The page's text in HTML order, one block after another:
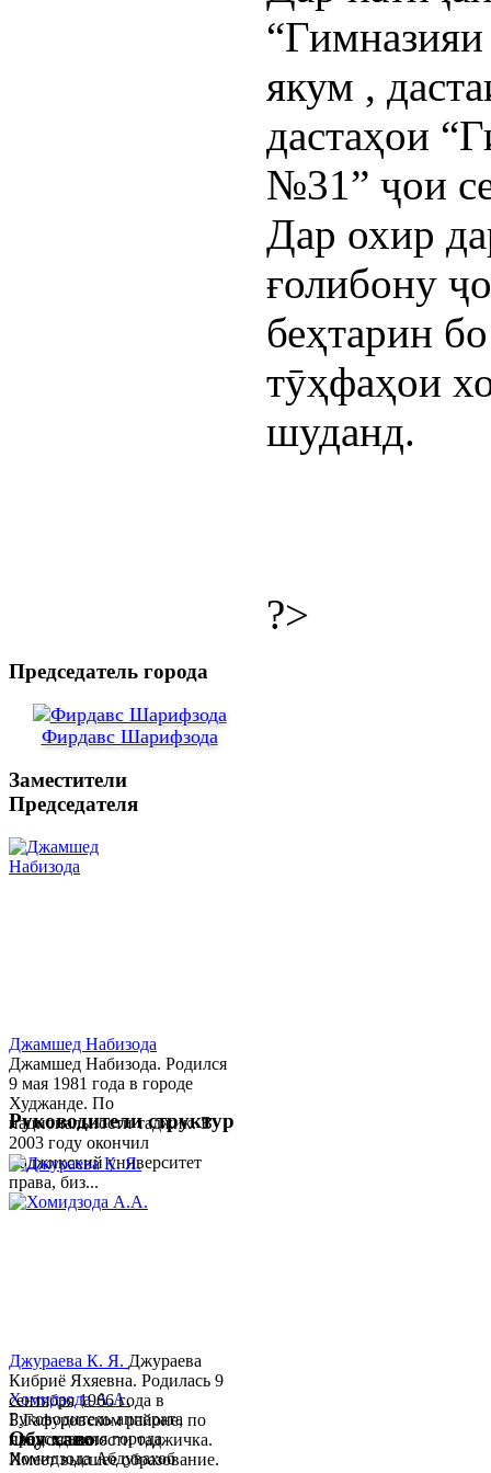
якум ,
дастаҳои
№31” ҷои
Дар охир
ғолибону
беҳтарин
тӯҳфаҳои
шуданд.
?>
Председатель города
Фирдавс Шарифзода
Заместители
Председателя
Джамшед Набизода
Джамшед Набизода. Родился
9 мая 1981 года в городе
Худжанде. По
национальности таджик. В
2003 году окончил
Таджикский университет
права, биз...
Хомидзода А.А.
Руководитель аппарата
председателя города
Хомидзода Абдувахоб
Руководители структур
Джураева К. Я. Джураева
Кибриё Яхяевна. Родилась 9
сентября 1966 года в
Б.Гафуровском районе, по
национальности таджичка.
Имеет высшее образование.
Обу хаво